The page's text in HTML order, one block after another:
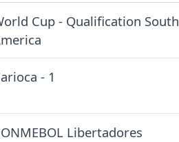
Cup - Qualification South
- 1
Libertadores